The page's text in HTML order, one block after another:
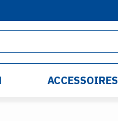
ACCESSOIRES